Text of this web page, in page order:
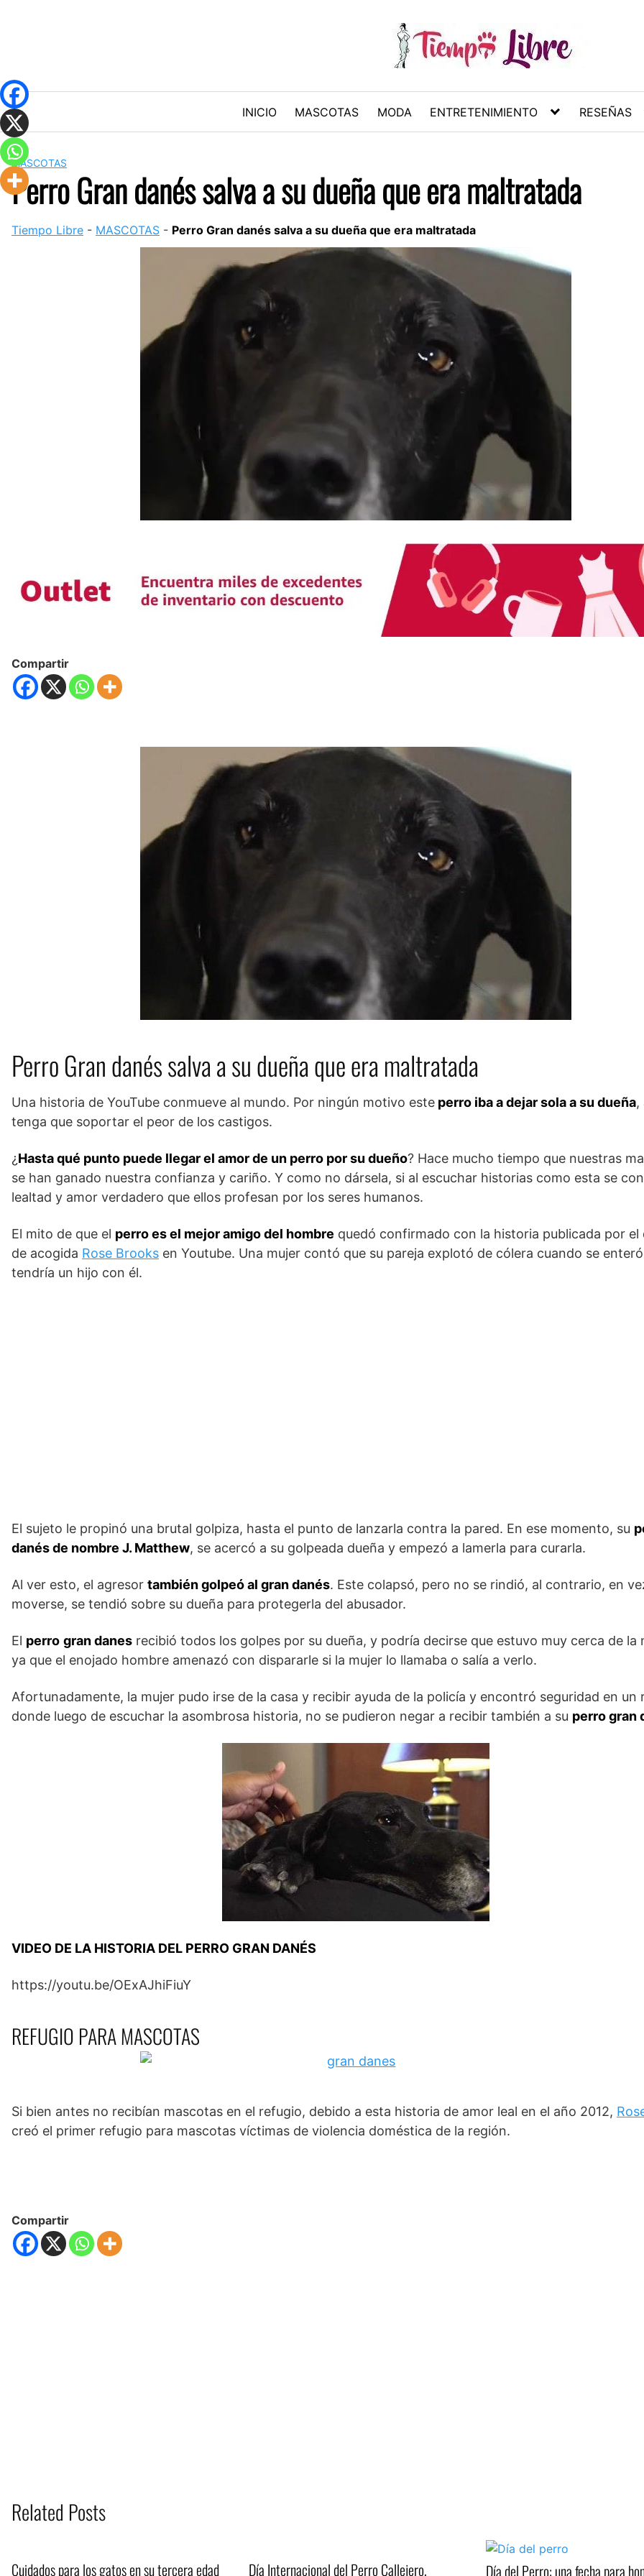
INICIO MASCOTAS MODA ENTRETENIMIENTO RESEÑAS
MASCOTAS
Perro Gran danés salva a su dueña que era maltratada
Tiempo Libre - MASCOTAS - Perro Gran danés salva a su dueña que era maltratada
Compartir
Perro Gran danés salva a su dueña que era maltratada
Una historia de YouTube conmueve al mundo. Por ningún motivo este perro iba a dejar sola a su dueña,
tenga que soportar el peor de los castigos.
¿Hasta qué punto puede llegar el amor de un perro por su dueño? Hace mucho tiempo que nuestras
se han ganado nuestra confianza y cariño. Y como no dársela, si al escuchar historias como esta se
lealtad y amor verdadero que ellos profesan por los seres humanos.
El mito de que el perro es el mejor amigo del hombre quedó confirmado con la historia publicada por el
de acogida Rose Brooks en Youtube. Una mujer contó que su pareja explotó de cólera cuando se
tendría un hijo con él.
El sujeto le propinó una brutal golpiza, hasta el punto de lanzarla contra la pared. En ese momento, su
danés de nombre J. Matthew, se acercó a su golpeada dueña y empezó a lamerla para curarla.
Al ver esto, el agresor también golpeó al gran danés. Este colapsó, pero no se rindió, al contrario, en
moverse, se tendió sobre su dueña para protegerla del abusador.
El perro gran danes recibió todos los golpes por su dueña, y podría decirse que estuvo muy cerca de la
ya que el enojado hombre amenazó con dispararle si la mujer lo llamaba o salía a verlo.
Afortunadamente, la mujer pudo irse de la casa y recibir ayuda de la policía y encontró seguridad en un
donde luego de escuchar la asombrosa historia, no se pudieron negar a recibir también a su perro gran
VIDEO DE LA HISTORIA DEL PERRO GRAN DANÉS
https://youtu.be/OExAJhiFiuY
REFUGIO PARA MASCOTAS
Si bien antes no recibían mascotas en el refugio, debido a esta historia de amor leal en el año 2012,
creó el primer refugio para mascotas víctimas de violencia doméstica de la región.
Compartir
Related Posts
Cuidados para los gatos en su tercera edad Día Internacional del Perro Callejero, Día del Perro: una fecha para